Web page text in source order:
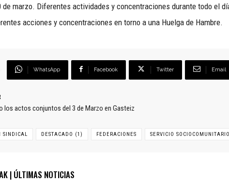
de marzo. Diferentes actividades y concentraciones durante todo el
acciones y concentraciones en torno a una Huelga de Hambre.
WhatsApp Facebook Twitter Email
los actos conjuntos del 3 de Marzo en Gasteiz
SINDICAL DESTACADO (1) FEDERACIONES SERVICIO SOCIOCOMUNITARIO
| ÚLTIMAS NOTICIAS